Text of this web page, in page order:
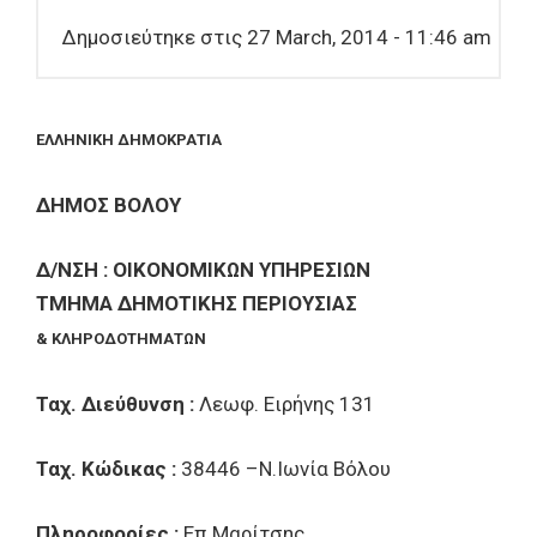
Δημοσιεύτηκε στις 27 March, 2014 - 11:46 am
ΕΛΛΗΝΙΚΗ ΔΗΜΟΚΡΑΤΙΑ
ΔΗΜΟΣ ΒΟΛΟΥ
Δ/ΝΣΗ : ΟΙΚΟΝΟΜΙΚΩΝ ΥΠΗΡΕΣΙΩΝ
ΤΜΗΜΑ ΔΗΜΟΤΙΚΗΣ ΠΕΡΙΟΥΣΙΑΣ
& ΚΛΗΡΟΔΟΤΗΜΑΤΩΝ
Ταχ. Διεύθυνση : Λεωφ. Ειρήνης 131
Ταχ. Κώδικας : 38446 –Ν.Ιωνία Βόλου